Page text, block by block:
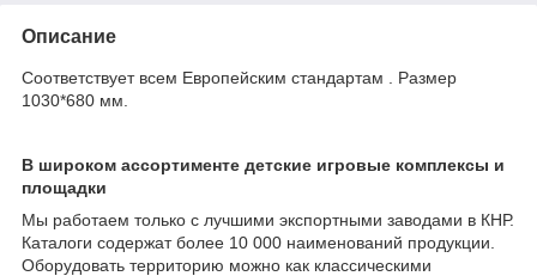
Описание
Соответствует всем Европейским стандартам . Размер
1030*680 мм.
В широком ассортименте детские игровые комплексы и
площадки
Мы работаем только с лучшими экспортными заводами в КНР.
Каталоги содержат более 10 000 наименований продукции.
Оборудовать территорию можно как классическими